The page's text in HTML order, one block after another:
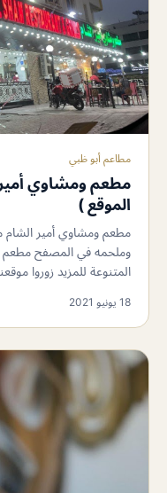
مطاعم أبو ظبي
مطعم ومشاوي أمير
الموقع )
مطعم ومشاوي أمير
وملحمه في المصفح مطعم
المتنوعة للمزيد زوروا
18 يونيو 2021